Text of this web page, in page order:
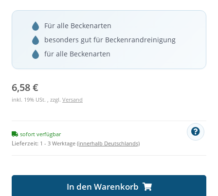
Für alle Beckenarten
besonders gut für Beckenrandreinigung
für alle Beckenarten
6,58 €
inkl. 19% USt. , zzgl. Versand
sofort verfügbar
Lieferzeit: 1 - 3 Werktage (innerhalb Deutschlands)
In den Warenkorb